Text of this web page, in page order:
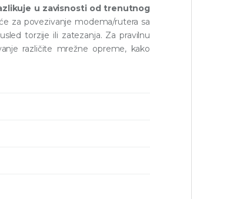
u zavisnosti od trenutnog
za povezivanje modema/rutera sa
torzije ili zatezanja. Za pravilnu
različite mrežne opreme, kako